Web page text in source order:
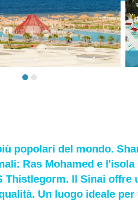
popolari del mondo.
Ras Mohamed e
Il Sinai offre
Un luogo ideale